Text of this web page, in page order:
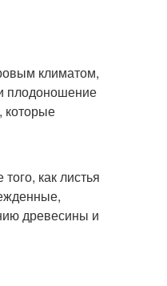
климатом,
плодоношение
которые
как листья
древесины и